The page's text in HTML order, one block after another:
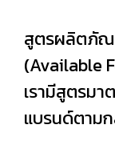
สูตรผลิตภัณ
(Available
เรามีสูตรม
แบรนด์ตาม